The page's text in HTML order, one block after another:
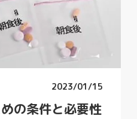
2023/01/15
の条件と必要性